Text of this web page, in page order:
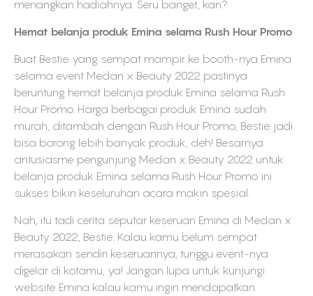
menangkan hadiahnya. Seru banget, kan?
Hemat belanja produk Emina selama Rush Hour Promo
Buat Bestie yang sempat mampir ke booth-nya Emina
selama event Medan x Beauty 2022 pastinya
beruntung hemat belanja produk Emina selama Rush
Hour Promo. Harga berbagai produk Emina sudah
murah, ditambah dengan Rush Hour Promo, Bestie jadi
bisa borong lebih banyak produk, deh! Besarnya
antusiasme pengunjung Medan x Beauty 2022 untuk
belanja produk Emina selama Rush Hour Promo ini
sukses bikin keseluruhan acara makin spesial.
Nah, itu tadi cerita seputar keseruan Emina di Medan x
Beauty 2022, Bestie. Kalau kamu belum sempat
merasakan sendiri keseruannya, tunggu event-nya
digelar di kotamu, ya! Jangan lupa untuk kunjungi
website Emina kalau kamu ingin mendapatkan